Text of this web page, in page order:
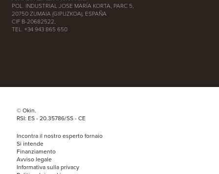
POL. INDUSTRIAL JOSE MARÍA KORTA, PARC 5,
20750 ZUMAIA (GIPUZKOA), ESPAÑA
CIF B-20682522,
TEL. +34 943 865 650
© Okin.
RSI: ES - 20.35786/SS - CE
Incontra il nostro esperto fornaio
Si intende
Finanziamento
Avviso legale
Informativa sulla privacy